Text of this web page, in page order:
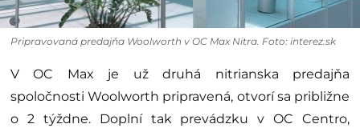
Pripravovaná predajňa Woolworth v OC Max Nitra. Foto: interez.sk
V OC Max je už druhá nitrianska predajňa
spoločnosti Woolworth pripravená, otvorí sa približne
o 2 týždne. Doplní tak prevádzku v OC Centro,